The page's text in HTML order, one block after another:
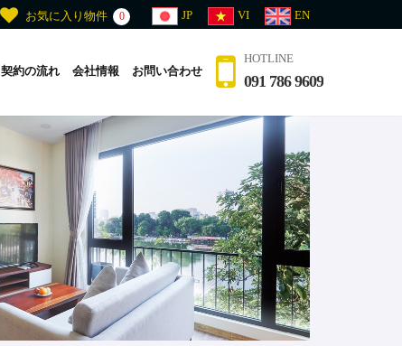
お気に入り物件 0 JP VI EN
HOTLINE
091 786 9609
契約の流れ 会社情報 お問い合わせ